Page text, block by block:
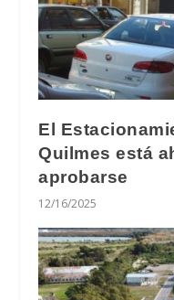
El
Quilmes está
aprobarse
12/16/2025